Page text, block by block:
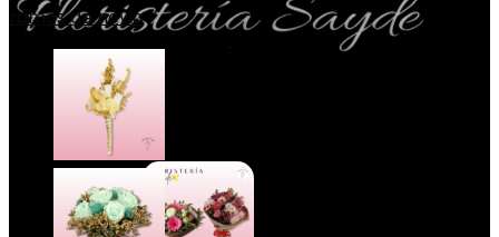
Menú
ramos de novia